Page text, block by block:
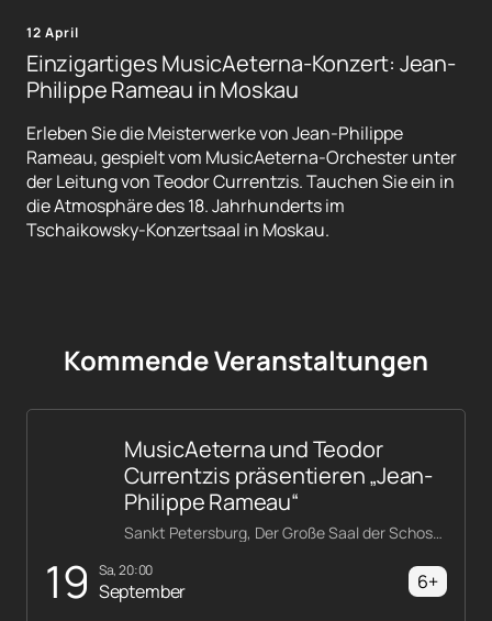
12 April
Einzigartiges MusicAeterna-Konzert: Jean-
Philippe Rameau in Moskau
Erleben Sie die Meisterwerke von Jean-Philippe
Rameau, gespielt vom MusicAeterna-Orchester unter
der Leitung von Teodor Currentzis. Tauchen Sie ein in
die Atmosphäre des 18. Jahrhunderts im
Tschaikowsky-Konzertsaal in Moskau.
Kommende Veranstaltungen
19 Sa, 20:00
September
MusicAeterna und Teodor
Currentzis präsentieren „Jean-
Philippe Rameau“
Sankt Petersburg, Der Große Saal der Schostakowitsch-Philharmonie
6+